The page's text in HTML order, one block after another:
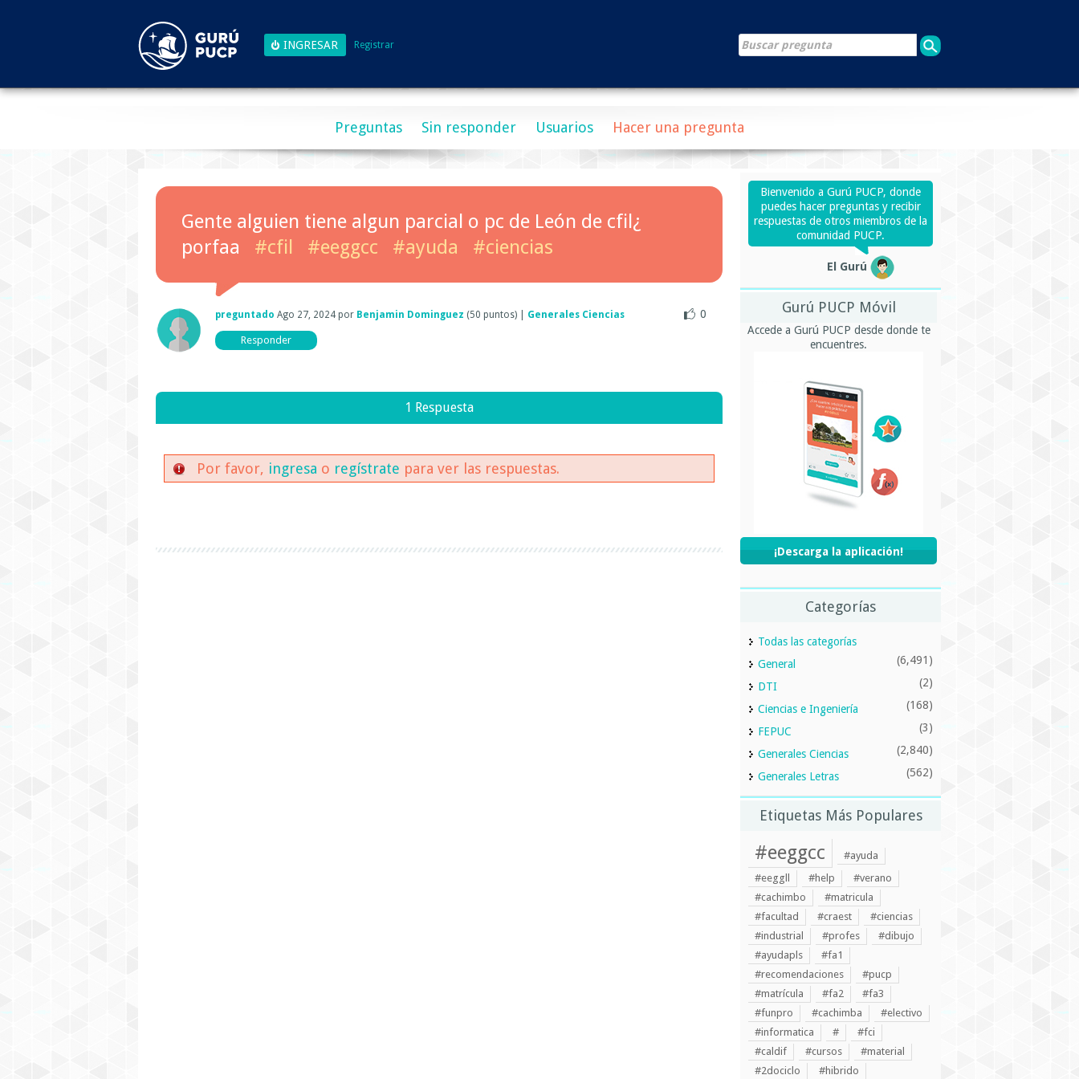
Registrar
Preguntas Sin responder Usuarios Hacer una pregunta
Gente alguien tiene algun parcial o pc de León de cfil¿
porfaa
#cfil #eeggcc #ayuda #ciencias
0
preguntado Ago 27, 2024 por Benjamin Dominguez (50 puntos) Generales Ciencias
1 Respuesta
Por favor, ingresa o regístrate para ver las respuestas.
Bienvenido a Gurú PUCP, donde
puedes hacer preguntas y recibir
respuestas de otros miembros de la
comunidad PUCP.
El Gurú
Gurú PUCP Móvil
Accede a Gurú PUCP desde donde te
encuentres.
¡Descarga la aplicación!
Categorías
Todas las categorías
General
(6,491)
DTI (2)
Ciencias e Ingeniería (168)
FEPUC (3)
Generales Ciencias (2,840)
Generales Letras (562)
Etiquetas Más Populares
#eeggcc
#ayuda
#eeggll
#help
#verano
#cachimbo
#matricula
#facultad
#craest
#ciencias
#industrial
#profes
#dibujo
#ayudapls
#fa1
#recomendaciones
#pucp
#matrícula
#fa2
#fa3
#funpro
#cachimba
#electivo
#informatica
#
#fci
#caldif
#cursos
#material
#2dociclo
#hibrido